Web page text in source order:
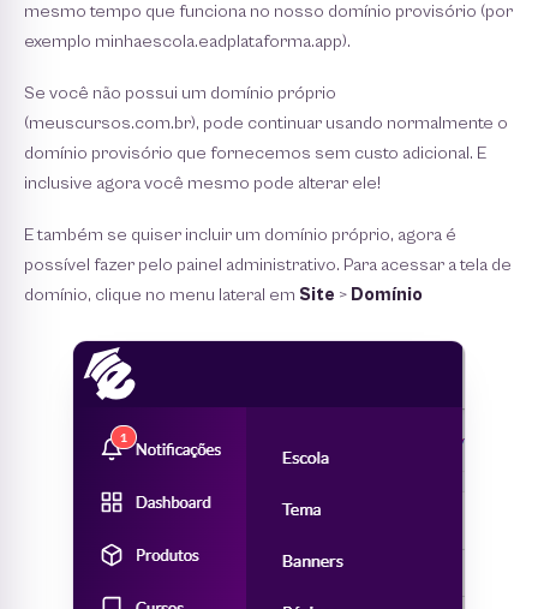
mesmo tempo que funciona no nosso domínio provisório (por
exemplo minhaescola.eadplataforma.app).
Se você não possui um domínio próprio
(meuscursos.com.br), pode continuar usando normalmente o
domínio provisório que fornecemos sem custo adicional. E
inclusive agora você mesmo pode alterar ele!
E também se quiser incluir um domínio próprio, agora é
possível fazer pelo painel administrativo. Para acessar a tela de
domínio, clique no menu lateral em Site > Domínio